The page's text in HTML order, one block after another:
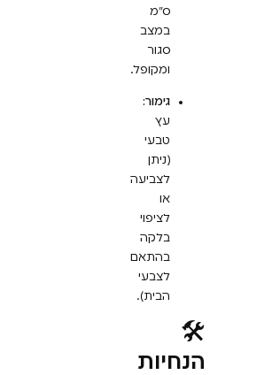
ס”מ
במצב
סגור
ומקופל.
גימור:
עץ
טבעי
(ניתן
לצביעה
או
לציפוי
בלקה
בהתאם
לצבעי
הבית).
🛠️
הנחיות